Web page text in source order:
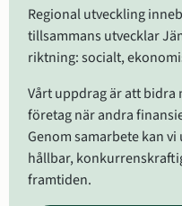
Regional utveckling
tillsammans utvecklar
riktning: socialt,
Vårt uppdrag är att
företag när andra
Genom samarbete kan
hållbar,
framtiden.